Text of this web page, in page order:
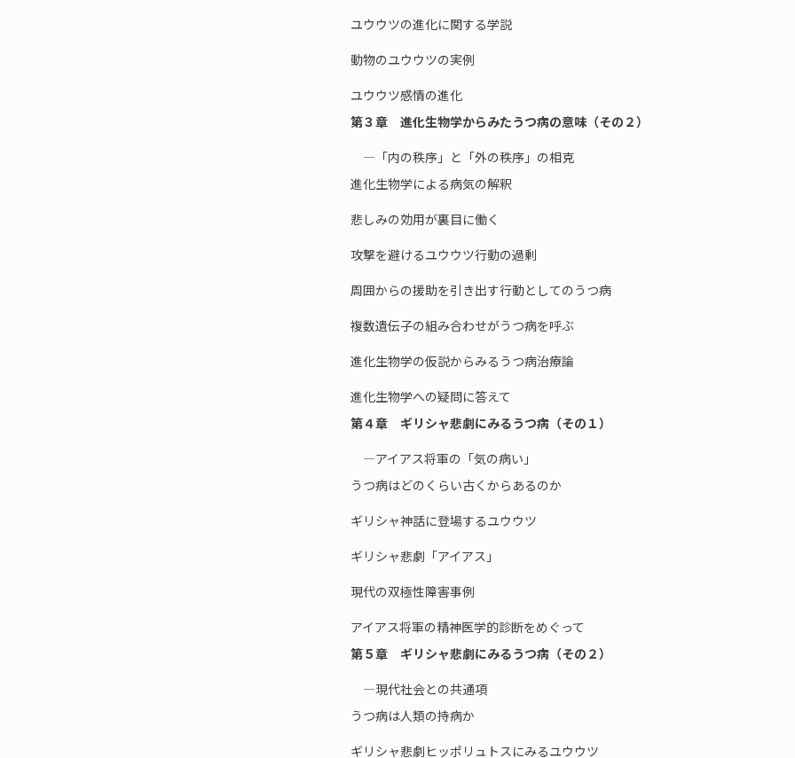
ユウウツの進化に関する学説
動物のユウウツの実例
ユウウツ感情の進化
第３章 進化生物学からみたうつ病の意味（その２）
―「内の秩序」と「外の秩序」の相克
進化生物学による病気の解釈
悲しみの効用が裏目に働く
攻撃を避けるユウウツ行動の過剰
周囲からの援助を引き出す行動としてのうつ病
複数遺伝子の組み合わせがうつ病を呼ぶ
進化生物学の仮説からみるうつ病治療論
進化生物学への疑問に答えて
第４章 ギリシャ悲劇にみるうつ病（その１）
―アイアス将軍の「気の病い」
うつ病はどのくらい古くからあるのか
ギリシャ神話に登場するユウウツ
ギリシャ悲劇「アイアス」
現代の双極性障害事例
アイアス将軍の精神医学的診断をめぐって
第５章 ギリシャ悲劇にみるうつ病（その２）
―現代社会との共通項
うつ病は人類の持病か
ギリシャ悲劇ヒッポリュトスにみるユウウツ